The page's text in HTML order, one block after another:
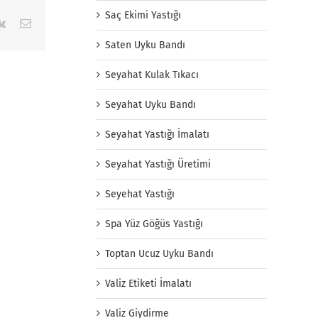
Vk
E-
Saç Ekimi Yastığı
Saten Uyku Bandı
Seyahat Kulak Tıkacı
Seyahat Uyku Bandı
Seyahat Yastığı İmalatı
Seyahat Yastığı Üretimi
Seyehat Yastığı
Spa Yüz Göğüs Yastığı
Toptan Ucuz Uyku Bandı
Valiz Etiketi İmalatı
Valiz Giydirme